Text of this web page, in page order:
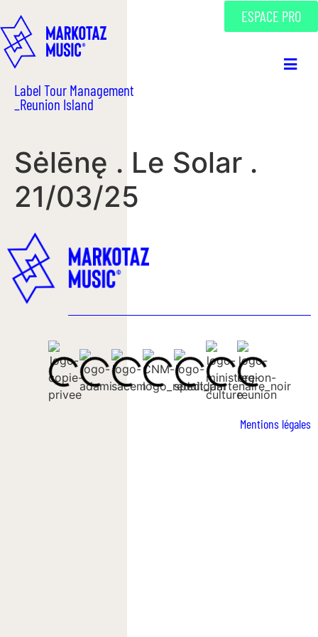
Label Tour Management
_Reunion Island
ESPACE PRO
Sėlēnę . Le Solar .
21/03/25
Mentions légales